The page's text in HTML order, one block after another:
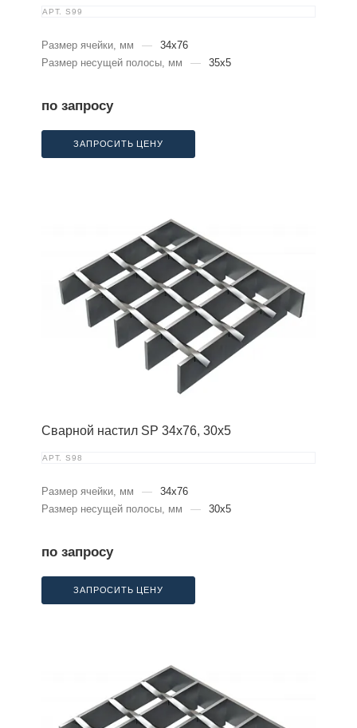
АРТ. S99
Размер ячейки, мм —
34x76
Размер несущей полосы, мм
— 35x5
по запросу
ЗАПРОСИТЬ ЦЕНУ
Сварной настил SP 34х76, 30х5
АРТ. S98
Размер ячейки, мм —
34x76
Размер несущей полосы, мм
— 30x5
по запросу
ЗАПРОСИТЬ ЦЕНУ